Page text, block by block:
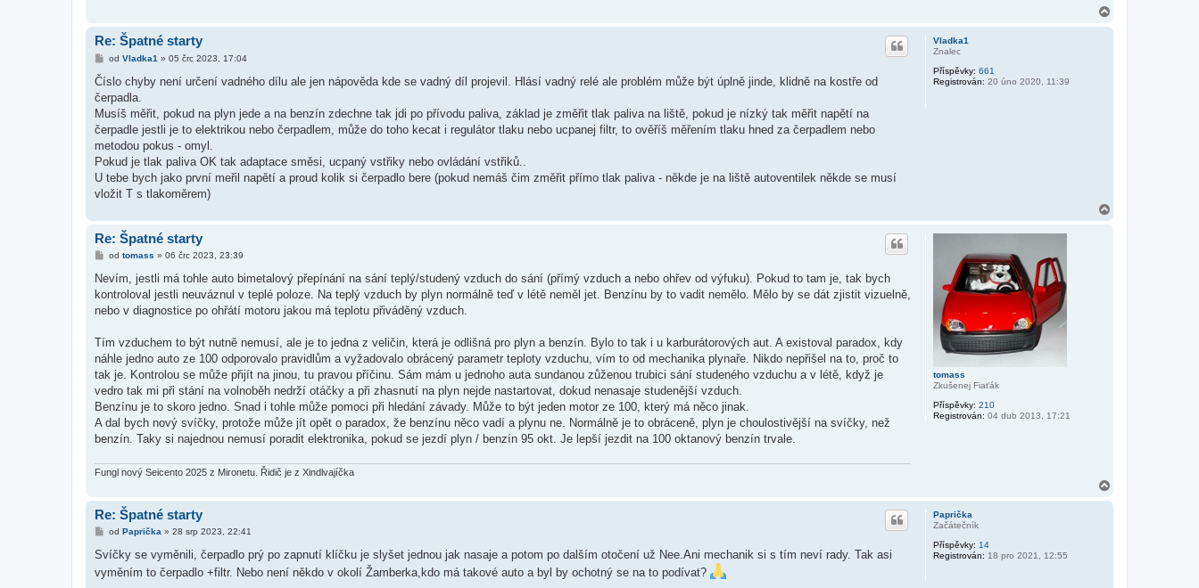
Vladka1
Znalec
Příspěvky: 661
Registrován: 20 úno 2020, 11:39
Re: Špatné starty
P
í
p
ě
e
k
od Vladka1 » 05 črc 2023, 17:04
Číslo chyby není určení vadného dílu ale jen nápověda kde se vadný díl projevil. Hlásí vadný relé ale problém může být úplně jinde, klidně na kostře od
čerpadla.
Musíš měřit, pokud na plyn jede a na benzín zdechne tak jdi po přívodu paliva, základ je změřit tlak paliva na liště, pokud je nízký tak měřit napětí na
čerpadle jestli je to elektrikou nebo čerpadlem, může do toho kecat i regulátor tlaku nebo ucpanej filtr, to ověříš měřením tlaku hned za čerpadlem nebo
metodou pokus - omyl.
Pokud je tlak paliva OK tak adaptace směsi, ucpaný vstřiky nebo ovládání vstřiků..
U tebe bych jako první meřil napětí a proud kolik si čerpadlo bere (pokud nemáš čim změřit přímo tlak paliva - někde je na liště autoventilek někde se musí
vložit T s tlakoměrem)
tomass
Zkušenej Fiaťák
Příspěvky: 210
Registrován: 04 dub 2013, 17:21
Re: Špatné starty
P
í
p
ě
k
od tomass » 06 črc 2023, 23:39
Nevím, jestli má tohle auto bimetalový přepínání na sání teplý/studený vzduch do sání (přímý vzduch a nebo ohřev od výfuku). Pokud to tam je, tak bych
kontroloval jestli neuváznul v teplé poloze. Na teplý vzduch by plyn normálně teď v létě neměl jet. Benzínu by to vadit nemělo. Mělo by se dát zjistit vizuelně,
nebo v diagnostice po ohřátí motoru jakou má teplotu přiváděný vzduch.
Tím vzduchem to být nutně nemusí, ale je to jedna z veličin, která je odlišná pro plyn a benzín. Bylo to tak i u karburátorových aut. A existoval paradox, kdy
náhle jedno auto ze 100 odporovalo pravidlům a vyžadovalo obrácený parametr teploty vzduchu, vím to od mechanika plynaře. Nikdo nepřišel na to, proč to
tak je. Kontrolou se může přijít na jinou, tu pravou příčinu. Sám mám u jednoho auta sundanou zůženou trubici sání studeného vzduchu a v létě, když je
vedro tak mi při stání na volnoběh nedrží otáčky a při zhasnutí na plyn nejde nastartovat, dokud nenasaje studenější vzduch.
Benzínu je to skoro jedno. Snad i tohle může pomoci při hledání závady. Může to být jeden motor ze 100, který má něco jinak.
A dal bych nový svíčky, protože může jít opět o paradox, že benzínu něco vadí a plynu ne. Normálně je to obráceně, plyn je choulostivější na svíčky, než
benzín. Taky si najednou nemusí poradit elektronika, pokud se jezdí plyn / benzín 95 okt. Je lepší jezdit na 100 oktanový benzín trvale.
Fungl nový Seicento 2025 z Mironetu. Řidič je z Xindlvajíčka
Paprička
Začátečník
Příspěvky: 14
Registrován: 18 pro 2021, 12:55
Re: Špatné starty
P
í
p
od Paprička» 28 srp 2023, 22:41
Svíčky se vyměnili, čerpadlo prý po zapnutí klíčku je slyšet jednou jak nasaje a potom po dalším otočení už Nee.Ani mechanik si s tím neví rady. Tak asi
vyměním to čerpadlo +filtr. Nebo není někdo v okolí Žamberka,kdo má takové auto a byl by ochotný se na to podívat?